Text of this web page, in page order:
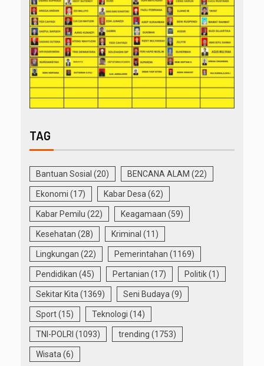
TAG
Bantuan Sosial (20) BENCANA ALAM (22)
Ekonomi (17) Kabar Desa (62)
Kabar Pemilu (22) Keagamaan (59)
Kesehatan (28) Kriminal (11)
Lingkungan (22) Pemerintahan (1169)
Pendidikan (45) Pertanian (17) Politik(1)
Sekitar Kita (1369) Seni Budaya (9)
Sport(15) Teknologi (14)
TNI-POLRI (1093) trending (1753)
Wisata (6)